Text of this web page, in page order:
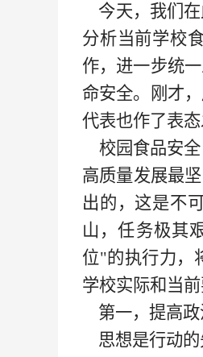
今天，我们
分析当前学校
作，进一步统
命安全。刚才
代表也作了表
校园食品安
高质量发展最
出的，这是不
山，任务极其
位"的执行力，
学校实际和当前
第一，提高
思想是行动的